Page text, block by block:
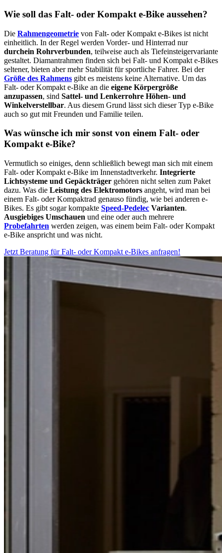
Wie soll das Falt- oder Kompakt e-Bike aussehen?
Die Rahmengeometrie von Falt- oder Kompakt e-Bikes ist nicht
einheitlich. In der Regel werden Vorder- und Hinterrad nur
durchein Rohrverbunden, teilweise auch als Tiefeinsteigervariante
gestaltet. Diamantrahmen finden sich bei Falt- und Kompakt e-Bikes
seltener, bieten aber mehr Stabilität für sportliche Fahrer. Bei der
Größe des Rahmens gibt es meistens keine Alternative. Um das
Falt- oder Kompakt e-Bike an die eigene Körpergröße
anzupassen, sind Sattel- und Lenkerrohre Höhen- und
Winkelverstellbar. Aus diesem Grund lässt sich dieser Typ e-Bike
auch so gut mit Freunden und Familie teilen.
Was wünsche ich mir sonst von einem Falt- oder
Kompakt e-Bike?
Vermutlich so einiges, denn schließlich bewegt man sich mit einem
Falt- oder Kompakt e-Bike im Innenstadtverkehr. Integrierte
Lichtsysteme und Gepäckträger gehören nicht selten zum Paket
dazu. Was die Leistung des Elektromotors angeht, wird man bei
einem Falt- oder Kompaktrad genauso fündig, wie bei anderen e-
Bikes. Es gibt sogar kompakte Speed-Pedelec Varianten.
Ausgiebiges Umschauen und eine oder auch mehrere
Probefahrten werden zeigen, was einem beim Falt- oder Kompakt
e-Bike anspricht und was nicht.
Jetzt Beratung für Falt- oder Kompakt e-Bikes anfragen!